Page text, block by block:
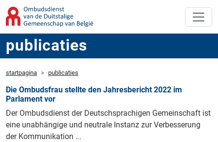
publicaties
startpagina publicaties
Die Ombudsfrau stellte den Jahresbericht 2022 im
Parlament vor
Der Ombudsdienst der Deutschsprachigen Gemeinschaft ist
eine unabhängige und neutrale Instanz zur Verbesserung
der Kommunikation ...